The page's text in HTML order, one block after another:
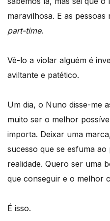
maravilhosa. E as
part-time.
Vê-lo a violar alguém é
aviltante e patético.
Um dia, o Nuno disse-me
muito ser o melhor
importa. Deixar uma
sucesso que se esfuma
realidade. Quero ser uma
que conseguir e o melhor
É isso.